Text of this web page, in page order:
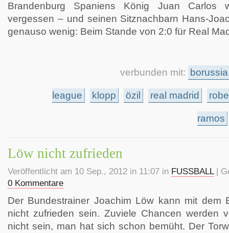
Brandenburg Spaniens König Juan Carlos
vergessen – und seinen Sitznachbarn Hans-
genauso wenig: Beim Stande von 2:0 für Real
verbunden mit:
league klopp özil real madrid
ramos
Löw nicht zufrieden
Veröffentlicht am 10 Sep., 2012 in 11:07 in FUSSBALL|
0 Kommentare
Der Bundestrainer Joachim Löw kann mit dem
nicht zufrieden sein. Zuviele Chancen werden
nicht sein, man hat sich schon bemüht. Der